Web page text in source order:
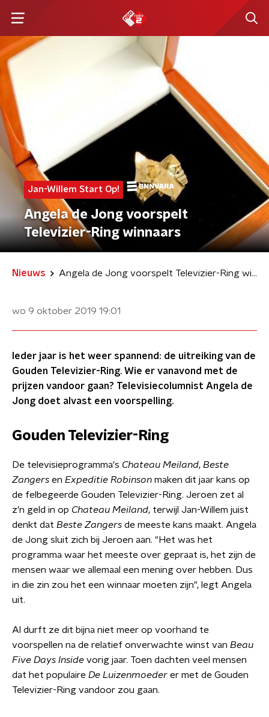
Jan-Willem Start Op!
Angela de Jong voorspelt
Televizier-Ring winnaars
Nieuws Angela de Jong voorspelt Televizier-Ring winnaars
wo 9 oktober 2019 19:01
Ieder jaar is het weer spannend: de uitreiking van de
Gouden Televizier-Ring. Wie er vanavond met de
prijzen vandoor gaan? Televisiecolumnist Angela de
Jong doet alvast een voorspelling.
Gouden Televizier-Ring
De televisieprogramma's Chateau Meiland, Beste
Zangers en Expeditie Robinson maken dit jaar kans op
de felbegeerde Gouden Televizier-Ring. Jeroen zet al
z'n geld in op Chateau Meiland, terwijl Jan-Willem juist
denkt dat Beste Zangers de meeste kans maakt. Angela
de Jong sluit zich bij Jeroen aan. "Het was het
programma waar het meeste over gepraat is, het zijn de
mensen waar we allemaal een mening over hebben. Dus
in die zin zou het een winnaar moeten zijn", legt Angela
uit.
Al durft ze dit bijna niet meer op voorhand te
voorspellen na de relatief onverwachte winst van Beau
Five Days Inside vorig jaar. Toen dachten veel mensen
dat het populaire De Luizenmoeder er met de Gouden
Televizier-Ring vandoor zou gaan.